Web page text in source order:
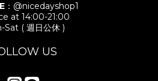
：@nicedayshop1
at 14:00-21:00
Sat ( 週日公休 )
US